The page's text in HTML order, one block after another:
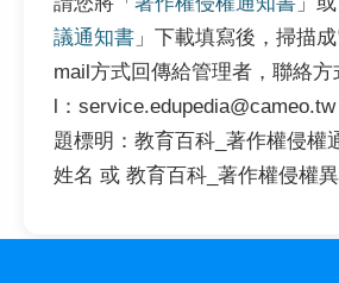
議通知書 」下載填寫後，掃描
mail方式回傳給管理者，聯絡方
l：
題標明：教育百科_著作權侵權
姓名 或 教育百科_著作權侵權